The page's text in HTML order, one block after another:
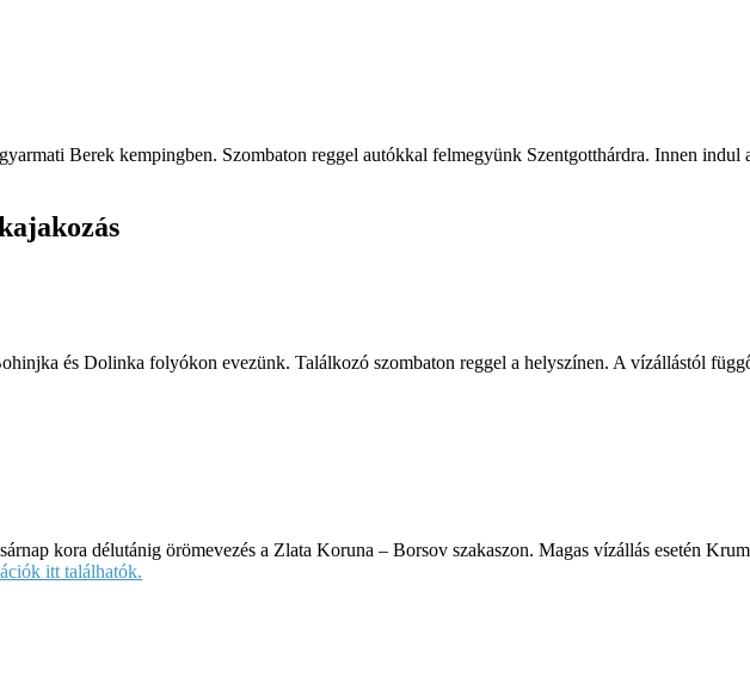
Berek kempingben. Szombaton reggel autókkal felmegyünk Szentgotthárdra. Innen indul
és Dolinka folyókon evezünk. Találkozó szombaton reggel a helyszínen. A vízállástól
kora délutánig örömevezés a Zlata Koruna – Borsov szakaszon. Magas vízállás esetén
itt találhatók.